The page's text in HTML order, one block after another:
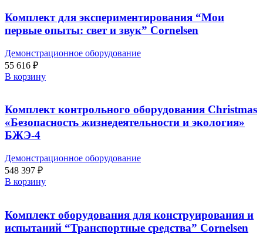
Комплект для экспериментирования “Мои
первые опыты: свет и звук” Cornelsen
Демонстрационное оборудование
55 616 ₽
В корзину
Комплект контрольного оборудования Christmas
«Безопасность жизнедеятельности и экология»
БЖЭ-4
Демонстрационное оборудование
548 397 ₽
В корзину
Комплект оборудования для конструирования и
испытаний “Транспортные средства” Cornelsen